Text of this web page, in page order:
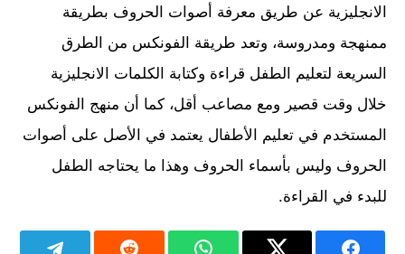
الانجليزية عن طريق معرفة أصوات الحروف بطريقة
ممنهجة ومدروسة، وتعد طريقة الفونكس من الطرق
السريعة لتعليم الطفل قراءة وكتابة الكلمات الانجليزية
خلال وقت قصير ومع مصاعب أقل، كما أن منهج الفونكس
المستخدم في تعليم الأطفال يعتمد في الأصل على أصوات
الحروف وليس بأسماء الحروف وهذا ما يحتاجه الطفل
للبدء في القراءة.